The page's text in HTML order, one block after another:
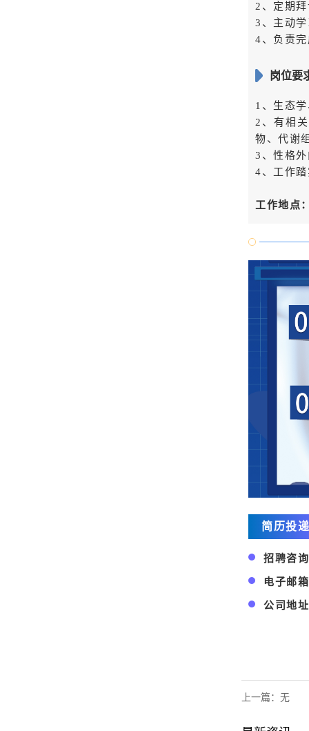
2、定期
3、主动
4、负责
岗位要
1、生态
2、有相
物、代谢
3、性格
4、工作
工作地点
简历投
招聘咨询
电子邮箱
公司地址
上一篇：无